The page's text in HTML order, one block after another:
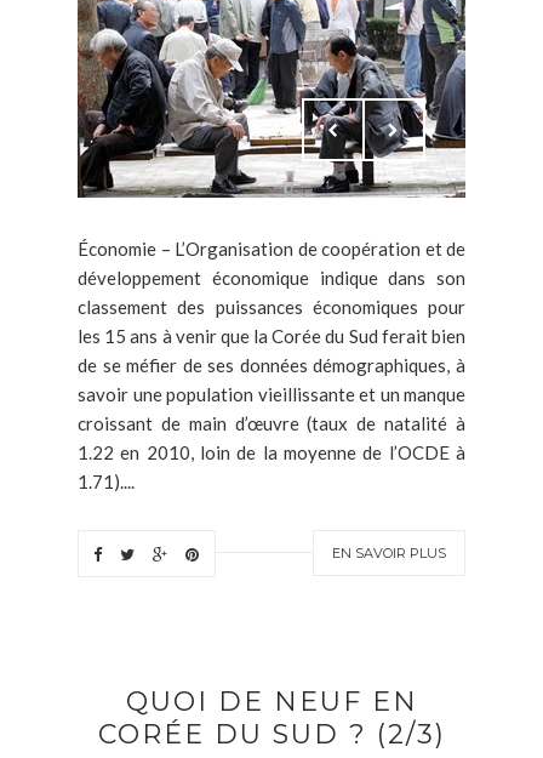
Économie – L’Organisation de coopération et de
développement économique indique dans son
classement des puissances économiques pour
les 15 ans à venir que la Corée du Sud ferait bien
de se méfier de ses données démographiques, à
savoir une population vieillissante et un manque
croissant de main d’œuvre (taux de natalité à
1.22 en 2010, loin de la moyenne de l’OCDE à
1.71)....
EN SAVOIR PLUS
QUOI DE NEUF EN
CORÉE DU SUD ? (2/3)